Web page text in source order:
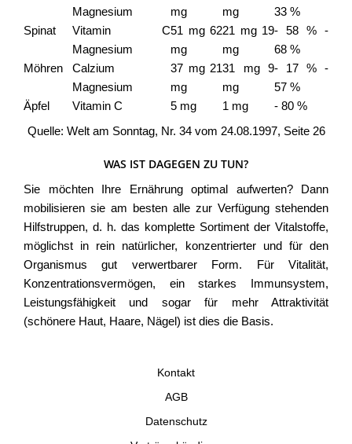
Magnesium
mg
mg
33 %
Spinat
Vitamin C
Magnesium
51 mg 62
mg
21 mg 19
mg
- 58 % -
68 %
Möhren
Calzium
Magnesium
37 mg 21
mg
31 mg 9
mg
- 17 % -
57 %
Äpfel
Vitamin C 5 mg 1 mg
- 80 %
Quelle: Welt am Sonntag, Nr. 34 vom 24.08.1997, Seite 26
WAS IST DAGEGEN ZU TUN?
Sie möchten Ihre Ernährung optimal aufwerten? Dann
mobilisieren sie am besten alle zur Verfügung stehenden
Hilfstruppen, d. h. das komplette Sortiment der Vitalstoffe,
möglichst in rein natürlicher, konzentrierter und für den
Organismus gut verwertbarer Form. Für Vitalität,
Konzentrationsvermögen, ein starkes Immunsystem,
Leistungsfähigkeit und sogar für mehr Attraktivität
(schönere Haut, Haare, Nägel) ist dies die Basis.
Kontakt
AGB
Datenschutz